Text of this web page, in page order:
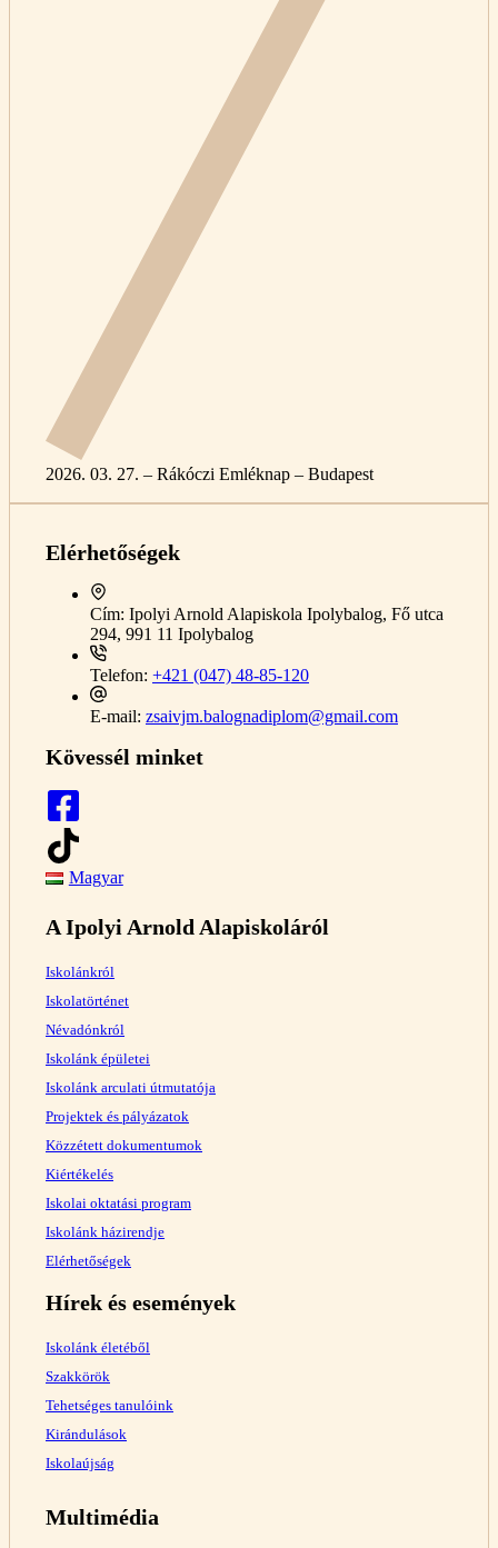
2026. 03. 27. – Rákóczi Emléknap – Budapest
Elérhetőségek
Cím: Ipolyi Arnold Alapiskola Ipolybalog, Fő utca
294, 991 11 Ipolybalog
Telefon: +421 (047) 48-85-120
E-mail: zsaivjm.balognadiplom@gmail.com
Kövessél minket
Magyar
A Ipolyi Arnold Alapiskoláról
Iskolánkról
Iskolatörténet
Névadónkról
Iskolánk épületei
Iskolánk arculati útmutatója
Projektek és pályázatok
Közzétett dokumentumok
Kiértékelés
Iskolai oktatási program
Iskolánk házirendje
Elérhetőségek
Hírek és események
Iskolánk életéből
Szakkörök
Tehetséges tanulóink
Kirándulások
Iskolaújság
Multimédia